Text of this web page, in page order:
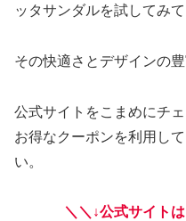
ッタサンダルを試してみて
その快適さとデザインの
公式サイトをこまめにチ
お得なクーポンを利用し
い。
＼＼↓公式サイト